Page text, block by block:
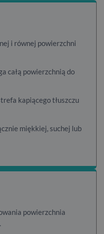
i równej powierzchni
całą powierzchnią do
kapiącego tłuszczu
miękkiej, suchej lub
powierzchnia